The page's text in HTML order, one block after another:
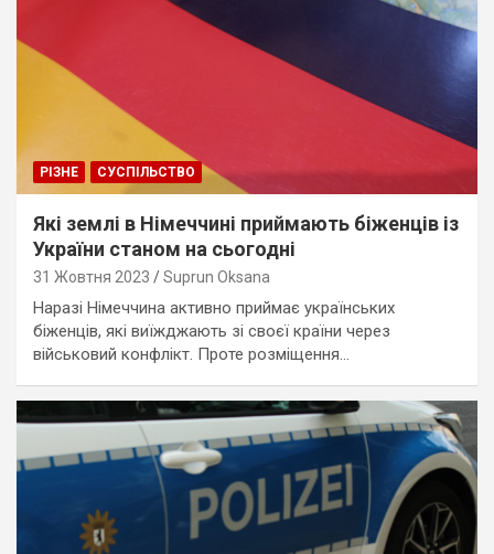
РІЗНЕ СУСПІЛЬСТВО
Які землі в Німеччині приймають біженців із
України станом на сьогодні
31 Жовтня 2023 Suprun Oksana
Наразі Німеччина активно приймає українських
біженців, які виїжджають зі своєї країни через
військовий конфлікт. Проте розміщення…